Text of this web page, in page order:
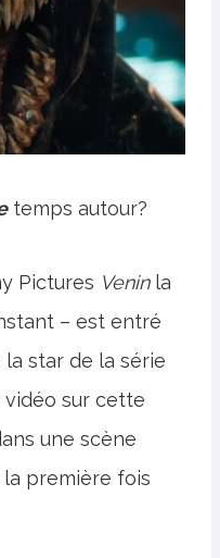
temps autour?
Pictures Veninla
– est entré
star de la série
vidéo sur cette
une scène
première fois